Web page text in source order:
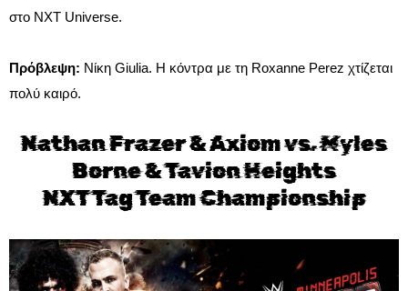
στο NXT Universe.
Πρόβλεψη: Νίκη Giulia. Η κόντρα με τη Roxanne Perez χτίζεται
πολύ καιρό.
Nathan Frazer & Axiom vs. Myles
Borne & Tavion Heights
NXT Tag Team Championship